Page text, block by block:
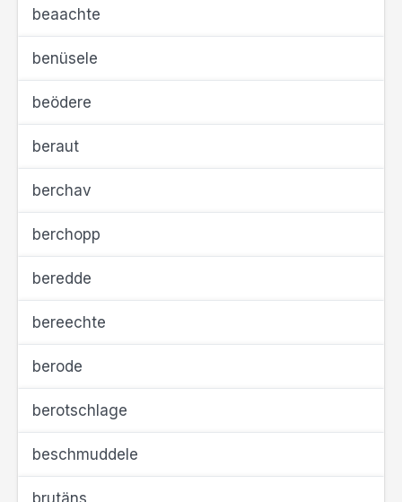
beaachte
benüsele
beödere
beraut
berchav
berchopp
beredde
bereechte
berode
berotschlage
beschmuddele
brutäns